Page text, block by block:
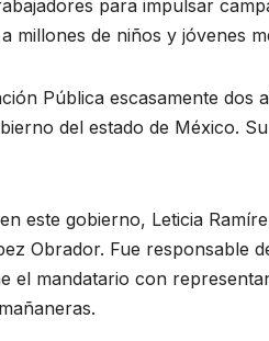
para impulsar
millones de niños y jóvenes
Pública escasamente dos
del estado de México.
este gobierno, Leticia
Obrador. Fue responsable
el mandatario con